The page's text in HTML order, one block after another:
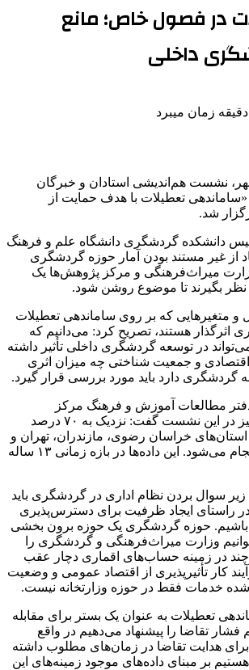
در فصول خاص؛ مانع
داخلی
نشست هم‌اندیشی استادان و خبرگان
تعطیلات با هدف حمایت از
شد.
دانشکده گردشگری دانشگاه علم و فرهنگ
از غیر مستند بودن آمار حوزه گردشگری
میراث‌فرهنگی و مرکز پژوهش‌ها یک
نظر بگیرند تا موضوع روشن شود.
و متغیرهایی که بر روی ساماندهی تعطیلات
هستند، تصریح کرد: می‌دانیم که
در توسعه گردشگری داخلی تأثیر داشته
اقتصادی و جمعیت شناختی چه میزان اثری
گردشگری دارد باید مورد بررسی قرار گیرد.
مطالعات آموزش و فرهنگ مرکز
پژوهش‌های مجلس نیز در این نشست گفت: نزدیک به ۷۰ درصد
خراسان رضوی، مازندران، تهران و
به تازگی در فارس انجام می‌شود. این داده‌ها در بازه زمانی ۱۳ ساله
سوال بردن نظام اداری در گردشگری باید
در راستای ایجاد ظرفیت برای دسترس‌پذیری
حوزه گردشگری یک حوزه برون بخشی
وزارت میراث‌فرهنگی و گردشگری را
در زمینه حساب‌های اقماری دچار عقب
کار تأثیرپذیری از اقتصاد عمومی و وضعیت
خدمات فقط در حوزه وزارتخانه نیست.
تعطیلات به عنوان یک بستر برای مقابله
فشار تقاضا را پیشنهاد می‌دهیم در واقع
برای هدایت تقاضا در زمان‌های مطلوب داشته
هستیم بر مبنای داده‌های موجود زمینه‌های این